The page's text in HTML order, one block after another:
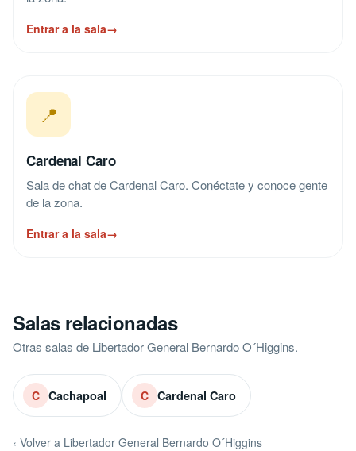
Entrar a la sala→
📍
Cardenal Caro
Sala de chat de Cardenal Caro. Conéctate y conoce gente
de la zona.
Entrar a la sala→
Salas relacionadas
Otras salas de Libertador General Bernardo O´Higgins.
C Cachapoal C Cardenal Caro
‹ Volver a Libertador General Bernardo O´Higgins